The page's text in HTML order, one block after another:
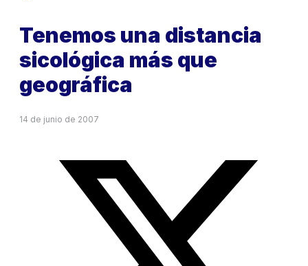
Tenemos una distancia
sicológica más que
geográfica
14 de junio de 2007